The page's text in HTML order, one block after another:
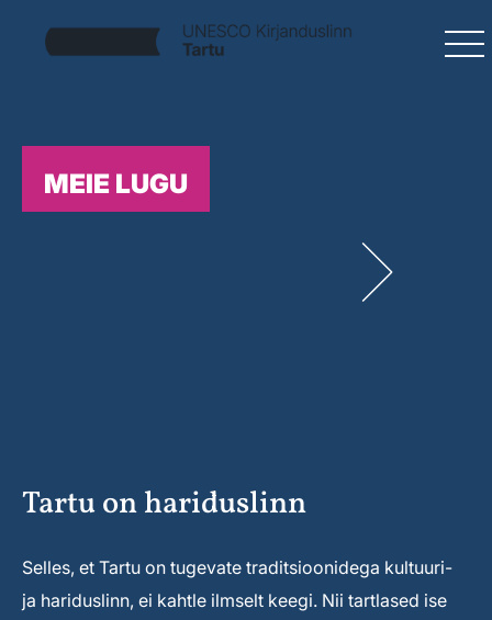
MEIE LUGU
Tartu on hariduslinn
Selles, et Tartu on tugevate traditsioonidega kultuuri-
ja hariduslinn, ei kahtle ilmselt keegi. Nii tartlased ise